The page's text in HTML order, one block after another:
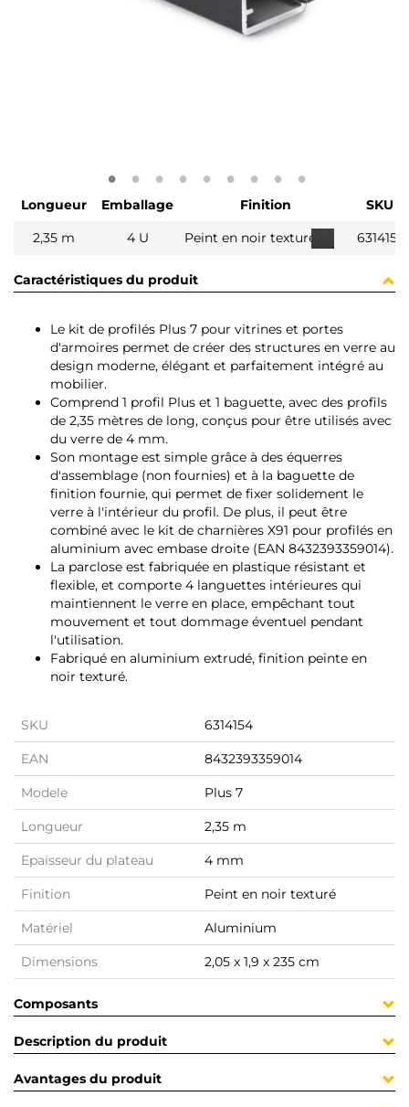
Longueur Emballage Finition
SKU
2,35 m
4 U Peint en noir texturé 6314154
Caractéristiques du produit
Le kit de profilés Plus 7 pour vitrines et portes
d'armoires permet de créer des structures en verre au
design moderne, élégant et parfaitement intégré au
mobilier.
Comprend 1 profil Plus et 1 baguette, avec des profils
de 2,35 mètres de long, conçus pour être utilisés avec
du verre de 4 mm.
Son montage est simple grâce à des équerres
d'assemblage (non fournies) et à la baguette de
finition fournie, qui permet de fixer solidement le
verre à l'intérieur du profil. De plus, il peut être
combiné avec le kit de charnières X91 pour profilés en
aluminium avec embase droite (EAN 8432393359014).
La parclose est fabriquée en plastique résistant et
flexible, et comporte 4 languettes intérieures qui
maintiennent le verre en place, empêchant tout
mouvement et tout dommage éventuel pendant
l'utilisation.
Fabriqué en aluminium extrudé, finition peinte en
noir texturé.
SKU 6314154
EAN 8432393359014
Modele Plus 7
Longueur 2,35 m
Epaisseur du plateau 4 mm
Finition Peint en noir texturé
Matériel Aluminium
Dimensions 2,05 x 1,9 x 235 cm
Composants
Description du produit
Avantages du produit